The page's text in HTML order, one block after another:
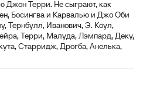
Джон Терри. Не сыграют, как
Босингва и Карвалью и Джо Оби
Тернбулл, Иванович, Э. Коул,
Терри, Малуда, Лэмпард, Деку,
Старридж, Дрогба, Анелька,